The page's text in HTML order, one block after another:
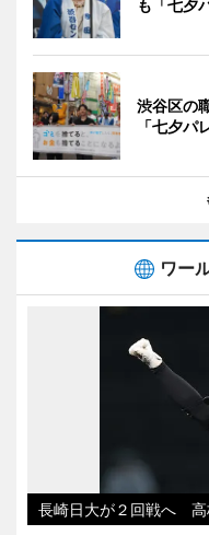
も「七夕
渋谷区の
「七夕パ
ワー
長崎日大が２回戦へ 高